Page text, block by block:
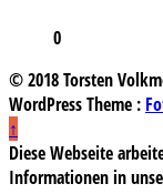
0
© 2018 Torsten
WordPress Theme :
↑
Diese Webseite
Informationen in